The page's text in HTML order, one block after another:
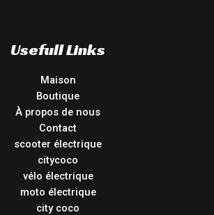
Usefull Links
Maison
Boutique
À propos de nous
Contact
scooter électrique
citycoco
vélo électrique
moto électrique
city coco